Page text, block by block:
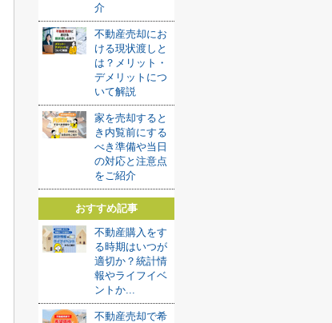
介
不動産売却にお
ける現状渡しと
は？メリット・
デメリットにつ
いて解説
家を売却すると
き内覧前にする
べき準備や当日
の対応と注意点
をご紹介
おすすめ記事
不動産購入をす
る時期はいつが
適切か？統計情
報やライフイベ
ントか...
不動産売却で希